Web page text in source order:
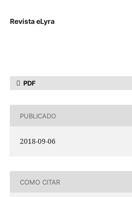
Revista eLyra
PDF
PUBLICADO
2018-09-06
COMO CITAR